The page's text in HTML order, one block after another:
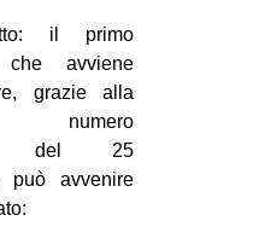
il primo
che avviene
grazie alla
numero
del 25
può avvenire